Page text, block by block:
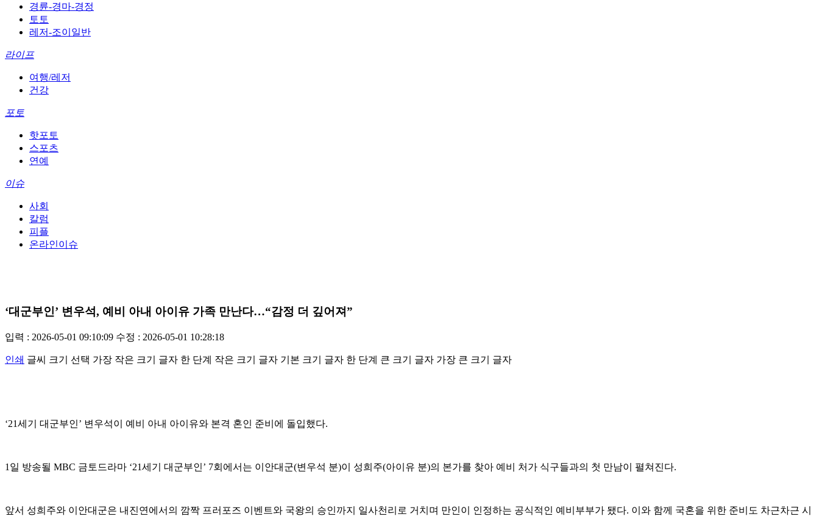
경륜-경마-경정
토토
레저-조이일반
라이프
여행/레저
건강
포토
핫포토
스포츠
연예
이슈
사회
칼럼
피플
온라인이슈
‘대군부인’ 변우석, 예비 아내 아이유 가족 만난다…“감정 더 깊어져”
입력 : 2026-05-01 09:10:09 수정 : 2026-05-01 10:28:18
인쇄 글씨 크기 선택 가장 작은 크기 글자 한 단계 작은 크기 글자 기본 크기 글자 한 단계 큰 크기 글자 가장 큰 크기 글자
‘21세기 대군부인’ 변우석이 예비 아내 아이유와 본격 혼인 준비에 돌입했다.
1일 방송될 MBC 금토드라마 ‘21세기 대군부인’ 7회에서는 이안대군(변우석 분)이 성희주(아이유 분)의 본가를 찾아 예비 처가 식구들과의 첫 만남이 펼쳐진다.
앞서 성희주와 이안대군은 내진연에서의 깜짝 프러포즈 이벤트와 국왕의 승인까지 일사천리로 거치며 만인이 인정하는 공식적인 예비부부가 됐다. 이와 함께 국혼을 위한 준비도 차근차근 시